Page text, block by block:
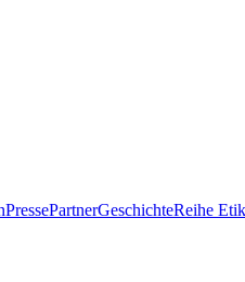
PressePartnerGeschichteReihe